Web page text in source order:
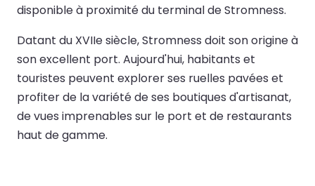
disponible à proximité du terminal de Stromness.
Datant du XVIIe siècle, Stromness doit son origine à
son excellent port. Aujourd'hui, habitants et
touristes peuvent explorer ses ruelles pavées et
profiter de la variété de ses boutiques d'artisanat,
de vues imprenables sur le port et de restaurants
haut de gamme.